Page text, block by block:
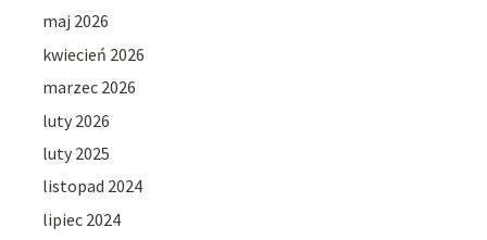
maj 2026
kwiecień 2026
marzec 2026
luty 2026
luty 2025
listopad 2024
lipiec 2024